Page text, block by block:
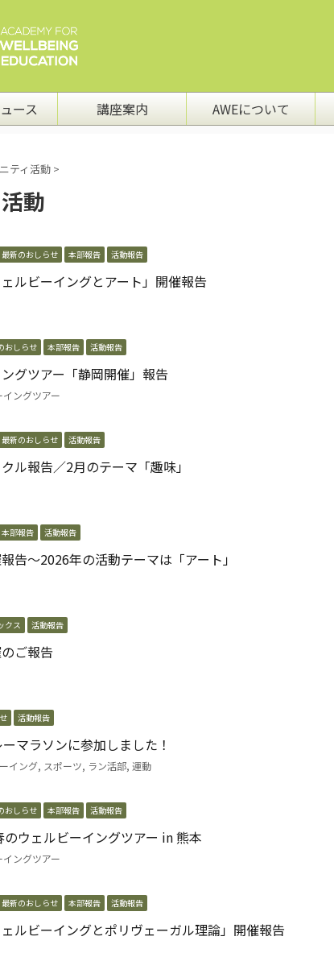
ース 講座案内 AWEについて
ティ活動 >
動
最新のおしらせ 本部報告 活動報告
ルビーイングとアート」開催報告
おしらせ 本部報告 活動報告
グツアー「静岡開催」報告
イングツアー
最新のおしらせ 活動報告
ル報告／2月のテーマ「趣味」
本部報告 活動報告
告〜2026年の活動テーマは「アート」
クス 活動報告
ご報告
活動報告
マラソンに参加しました！
イング, スポーツ, ラン活部, 運動
おしらせ 本部報告 活動報告
のウェルビーイングツアー in 熊本
イングツアー
最新のおしらせ 本部報告 活動報告
ルビーイングとポリヴェーガル理論」開催報告